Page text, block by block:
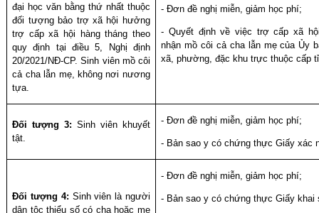
đại học văn bằng thứ nhất thuộc
đối tượng bảo trợ xã hội hưởng
trợ cấp xã hội hàng tháng theo
quy định tại điều 5, Nghị định
20/2021/NĐ-CP. Sinh viên mồ côi
cả cha lẫn mẹ, không nơi nương
tựa.
- Đơn đề nghị miễn, giảm học phí;
- Quyết định về việc trợ cấp xã
nhận mồ côi cả cha lẫn mẹ của Ủy
xã, phường, đặc khu trực thuộc cấp
Đối tượng 3: Sinh viên khuyết
tật.
- Đơn đề nghị miễn, giảm học phí;
- Bản sao y có chứng thựcGiấy xác
Đối tượng 4: Sinh viên là người
dân tộc thiểu số có cha hoặc mẹ
- Đơn đề nghị miễn, giảm học phí;
- Bản sao y có chứng thựcGiấy khai